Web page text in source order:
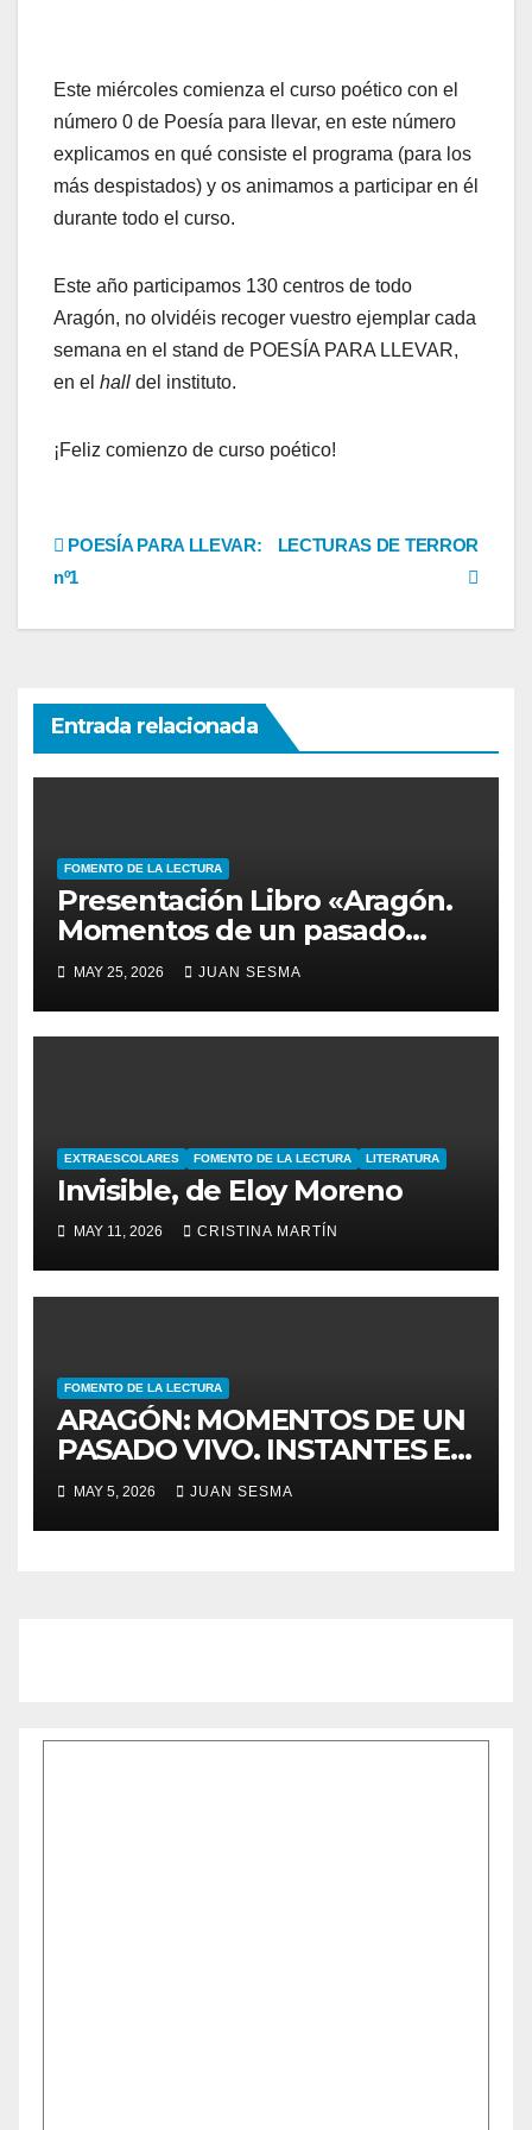
Este miércoles comienza el curso poético con el
número 0 de Poesía para llevar, en este número
explicamos en qué consiste el programa (para los
más despistados) y os animamos a participar en él
durante todo el curso.
Este año participamos 130 centros de todo
Aragón, no olvidéis recoger vuestro ejemplar cada
semana en el stand de POESÍA PARA LLEVAR,
en el hall del instituto.
¡Feliz comienzo de curso poético!
Navegación
LECTURAS DE TERROR
POESÍA PARA LLEVAR:
nº1
Entrada relacionada
FOMENTO DE LA LECTURA
Presentación Libro «Aragón.
Momentos de un pasado
vivo.»
MAY 25, 2026 JUAN SESMA
EXTRAESCOLARES FOMENTO DE LA LECTURA LITERATURA
Invisible, de Eloy Moreno
MAY 11, 2026 CRISTINA MARTÍN
FOMENTO DE LA LECTURA
ARAGÓN: MOMENTOS DE UN
PASADO VIVO. INSTANTES EN
LA MEMORIA
MAY 5, 2026 JUAN SESMA